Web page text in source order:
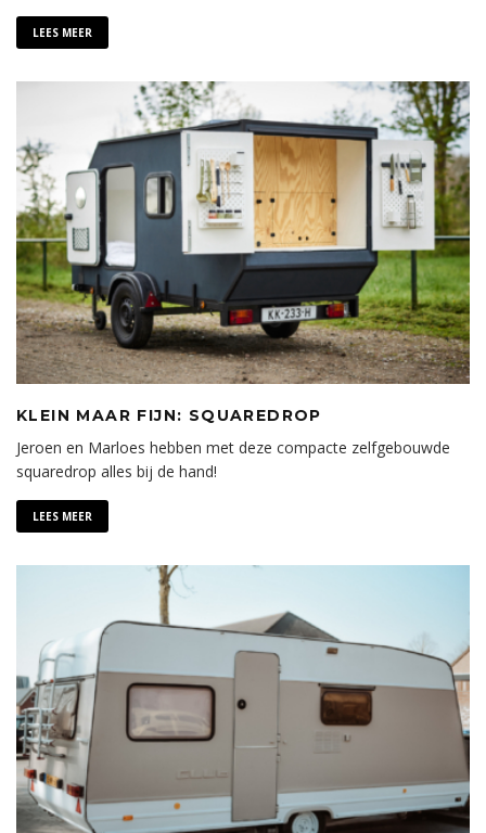
LEES MEER
KLEIN MAAR FIJN: SQUAREDROP
Jeroen en Marloes hebben met deze compacte zelfgebouwde
squaredrop alles bij de hand!
LEES MEER